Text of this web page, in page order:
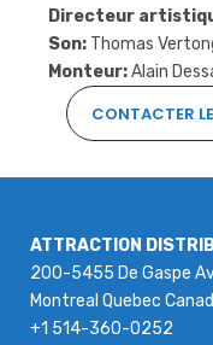
Directeur
Son: Thomas
Monteur:Alain
CONTACTER
ATTRACTION
200-5455 De Gaspe
Montreal Quebec
+1 514-360-0252